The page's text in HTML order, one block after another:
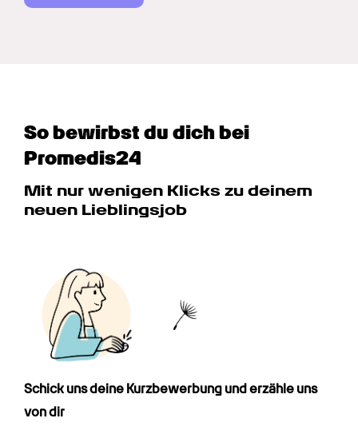
So bewirbst du dich bei
Promedis24
Mit nur wenigen Klicks zu deinem
neuen Lieblingsjob
Schick uns deine Kurz­bewerbung und erzähle uns
von dir